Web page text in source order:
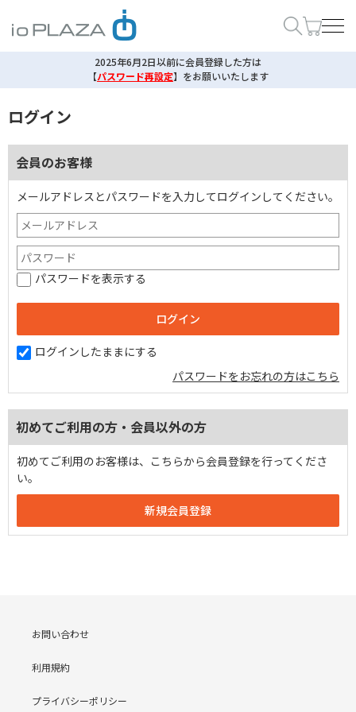
2025年6月2日以前に会員登録した方は
【パスワード再設定】 をお願いいたします
ログイン
会員のお客様
メールアドレスとパスワードを入力してログインしてください。
パスワードを表示する
ログインしたままにする
パスワードをお忘れの方はこちら
初めてご利用の方・会員以外の方
初めてご利用のお客様は、こちらから会員登録を行ってくださ
い。
お問い合わせ
利用規約
プライバシーポリシー